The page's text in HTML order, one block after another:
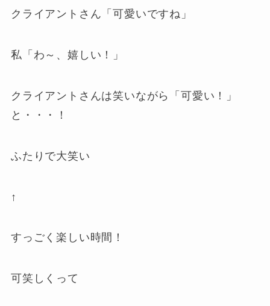
クライアントさん「可愛いですね」
私「わ～、嬉しい！」
クライアントさんは笑いながら「可愛い！」
と・・・！
ふたりで大笑い
↑
すっごく楽しい時間！
可笑しくって